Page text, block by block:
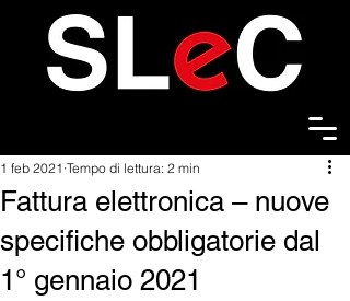
Fattura elettronica – nuove
specifiche obbligatorie dal
1° gennaio 2021
1 feb 2021 Tempo di lettura: 2 min